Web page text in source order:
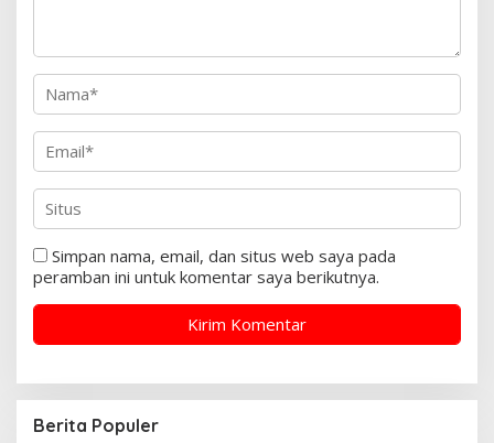
Simpan nama, email, dan situs web saya pada
peramban ini untuk komentar saya berikutnya.
Berita Populer